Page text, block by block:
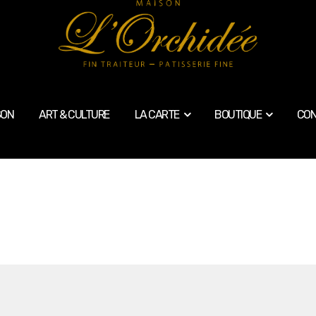
ART & CULTURE LA CARTE BOUTIQUE